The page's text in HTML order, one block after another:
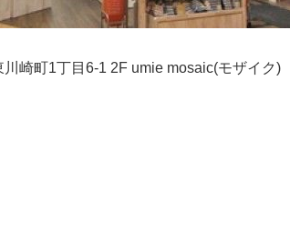
崎町1丁目6-1 2F umie mosaic(モザイク)